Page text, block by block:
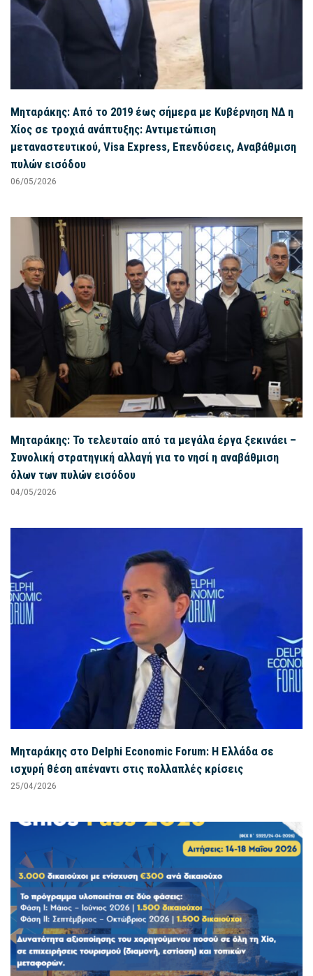
Μηταράκης: Από το 2019 έως σήμερα με Κυβέρνηση ΝΔ η
Χίος σε τροχιά ανάπτυξης: Αντιμετώπιση
μεταναστευτικού, Visa Express, Επενδύσεις, Αναβάθμιση
πυλών εισόδου
06/05/2026
Μηταράκης: Το τελευταίο από τα μεγάλα έργα ξεκινάει –
Συνολική στρατηγική αλλαγή για το νησί η αναβάθμιση
όλων των πυλών εισόδου
04/05/2026
Μηταράκης στο Delphi Economic Forum: Η Ελλάδα σε
ισχυρή θέση απέναντι στις πολλαπλές κρίσεις
25/04/2026